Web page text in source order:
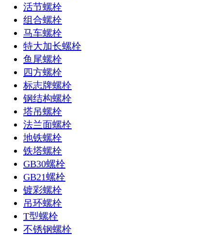
活节螺栓
组合螺栓
马车螺栓
特大加长螺栓
鱼尾螺栓
四方螺栓
标志牌螺栓
钢结构螺栓
塔吊螺栓
法兰面螺栓
地铁螺栓
铁塔螺栓
GB30螺栓
GB21螺栓
镀彩螺栓
吊环螺栓
T型螺栓
不锈钢螺栓